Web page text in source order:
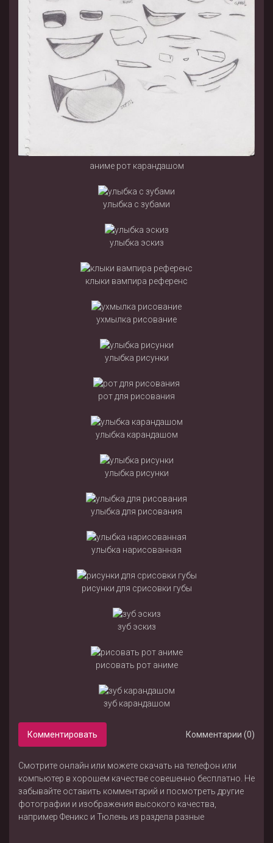
аниме рот карандашом
улыбка с зубами
улыбка эскиз
клыки вампира референс
ухмылка рисование
улыбка рисунки
рот для рисования
улыбка карандашом
улыбка рисунки
улыбка для рисования
улыбка нарисованная
рисунки для срисовки губы
зуб эскиз
рисовать рот аниме
зуб карандашом
Комментировать Комментарии (0)
Смотрите онлайн или можете скачать на телефон или
компьютер в хорошем качестве совешенно бесплатно. Не
забывайте оставить комментарий и посмотреть другие
фотографии и изображения высокого качества,
например Феникс и Тюлень из раздела разные